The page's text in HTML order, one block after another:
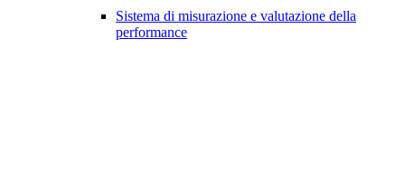
Sistema di misurazione e valutazione della
performance